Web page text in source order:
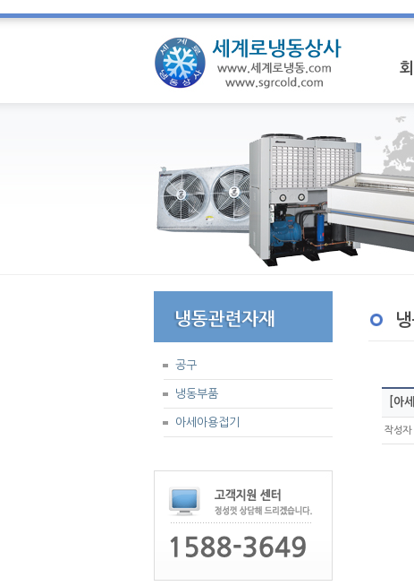
공구
냉동부품
아세아용접기
[아
작성자